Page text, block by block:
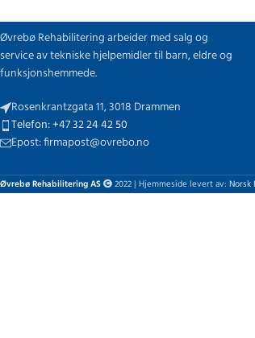
Øvrebø Rehabilitering arbeider med salg og
service av tekniske hjelpemidler til barn, eldre og
funksjonshemmede.
Rosenkrantzgata 11, 3018 Drammen
Telefon: +47 32 24 42 50
Epost: firmapost@ovrebo.no
Øvrebø Rehabilitering AS 2022 | Hjemmeside levert av: Norsk